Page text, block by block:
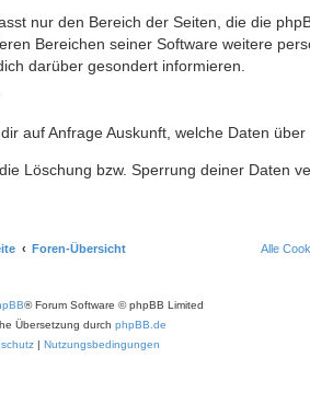
nur den Bereich der Seiten, die die
Bereichen seiner Software weitere
darüber gesondert informieren.
auf Anfrage Auskunft, welche Daten
Löschung bzw. Sperrung deiner Daten
Foren-Übersicht Alle
® Forum Software © phpBB Limited
Übersetzung durch phpBB.de
| Nutzungsbedingungen